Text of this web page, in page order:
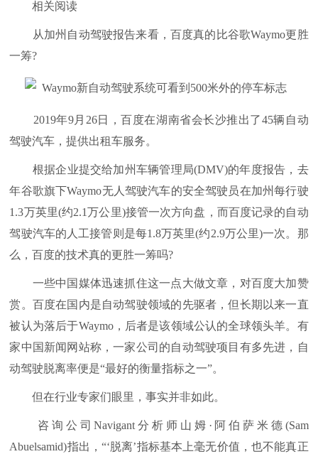
相关阅读
从加州自动驾驶报告来看，百度真的比谷歌Waymo更胜
一筹?
2019年9月26日，百度在湖南省会长沙推出了45辆自动
驾驶汽车，提供出租车服务。
根据企业提交给加州车辆管理局(DMV)的年度报告，去
年谷歌旗下Waymo无人驾驶汽车的安全驾驶员在加州每行驶
1.3万英里(约2.1万公里)接管一次方向盘，而百度记录的自动
驾驶汽车的人工接管则是每1.8万英里(约2.9万公里)一次。那
么，百度的技术真的更胜一筹吗?
一些中国媒体迅速抓住这一点大做文章，对百度大加赞
赏。百度在国内是自动驾驶领域的先驱者，但长期以来一直
被认为落后于Waymo，后者是该领域公认的全球领头羊。有
家中国新闻网站称，一家公司的自动驾驶项目有多先进，自
动驾驶脱离率便是“最好的衡量指标之一”。
但在行业专家们眼里，事实并非如此。
咨询公司Navigant分析师山姆·阿伯萨米德(Sam
Abuelsamid)指出，“‘脱离’指标基本上毫无价值，也不能真正